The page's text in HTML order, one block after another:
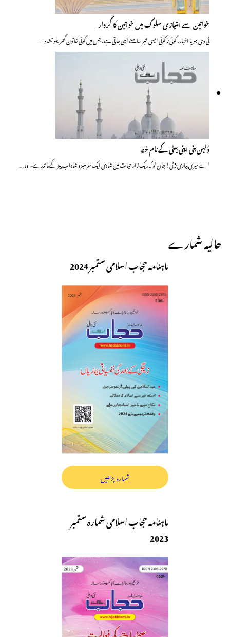
خواتین سے امتیازی سلوک میں خواتین کا کردار
ٹی وی ہو یا اخبار، کوئی نہ کوئی ایسی خبر سامنے آہی جاتی ہے، جس میں کوئی خاتون گھریلو تشدد…
دُلہن بنی اپنی بیٹی کے نام خط
اے میری پیاری بیٹی! جان لو کہ ریگ زار حیات میں شادی ایک سرسبزو شاداب پیڑ کے مانند ہے۔ وہ…
حالیہ شمارے
ماہنامہ حجاب اسلامی ستمبر 2024
شمارہ پڑھیں
ماہنامہ حجاب اسلامی شمارہ ستمبر
2023